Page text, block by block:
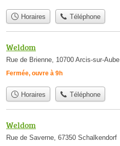
Horaires Téléphone
Weldom
Rue de Brienne, 10700 Arcis-sur-Aube
Fermée, ouvre à 9h
Horaires Téléphone
Weldom
Rue de Saverne, 67350 Schalkendorf